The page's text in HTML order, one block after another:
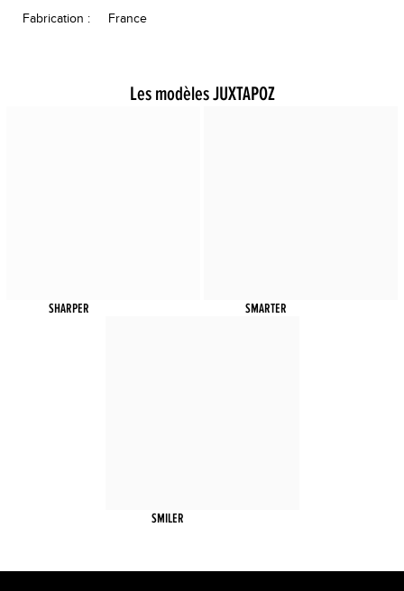
Fabrication :
France
Les modèles JUXTAPOZ
SHARPER SMARTER
SMILER